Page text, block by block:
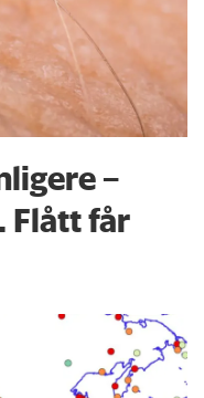
–
Flått får